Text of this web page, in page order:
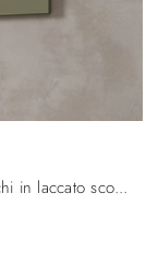
Se desideri Complementi moderni e specchi in laccato scopri di più sul modello Way dell'azienda Maronese.